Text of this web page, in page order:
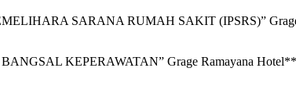
SARANA RUMAH SAKIT (IPSRS)” Grage
KEPERAWATAN” Grage Ramayana